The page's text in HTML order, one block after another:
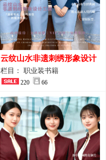
云纹山水非遗刺绣形象设计
工装｜会议礼仪接待人员制
服画册
栏目： 职业装书籍
220 66